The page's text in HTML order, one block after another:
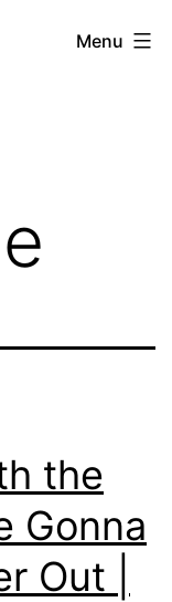
Menu
the
Gonna
Out |